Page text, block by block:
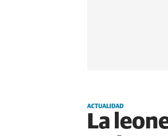
ACTUALIDAD
La